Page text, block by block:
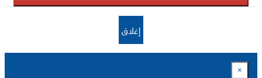
إغلاق
×